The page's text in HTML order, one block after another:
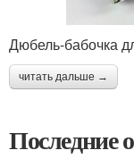
Дюбель-бабочка
читать дальше →
Последние